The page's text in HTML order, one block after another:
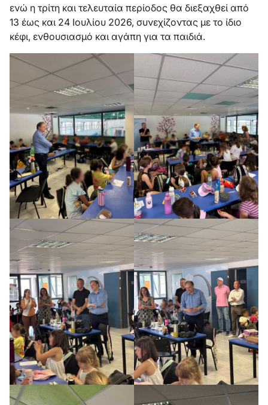
ενώ η τρίτη και τελευταία περίοδος θα διεξαχθεί από
13 έως και 24 Ιουλίου 2026, συνεχίζοντας με το ίδιο
κέφι, ενθουσιασμό και αγάπη για τα παιδιά.